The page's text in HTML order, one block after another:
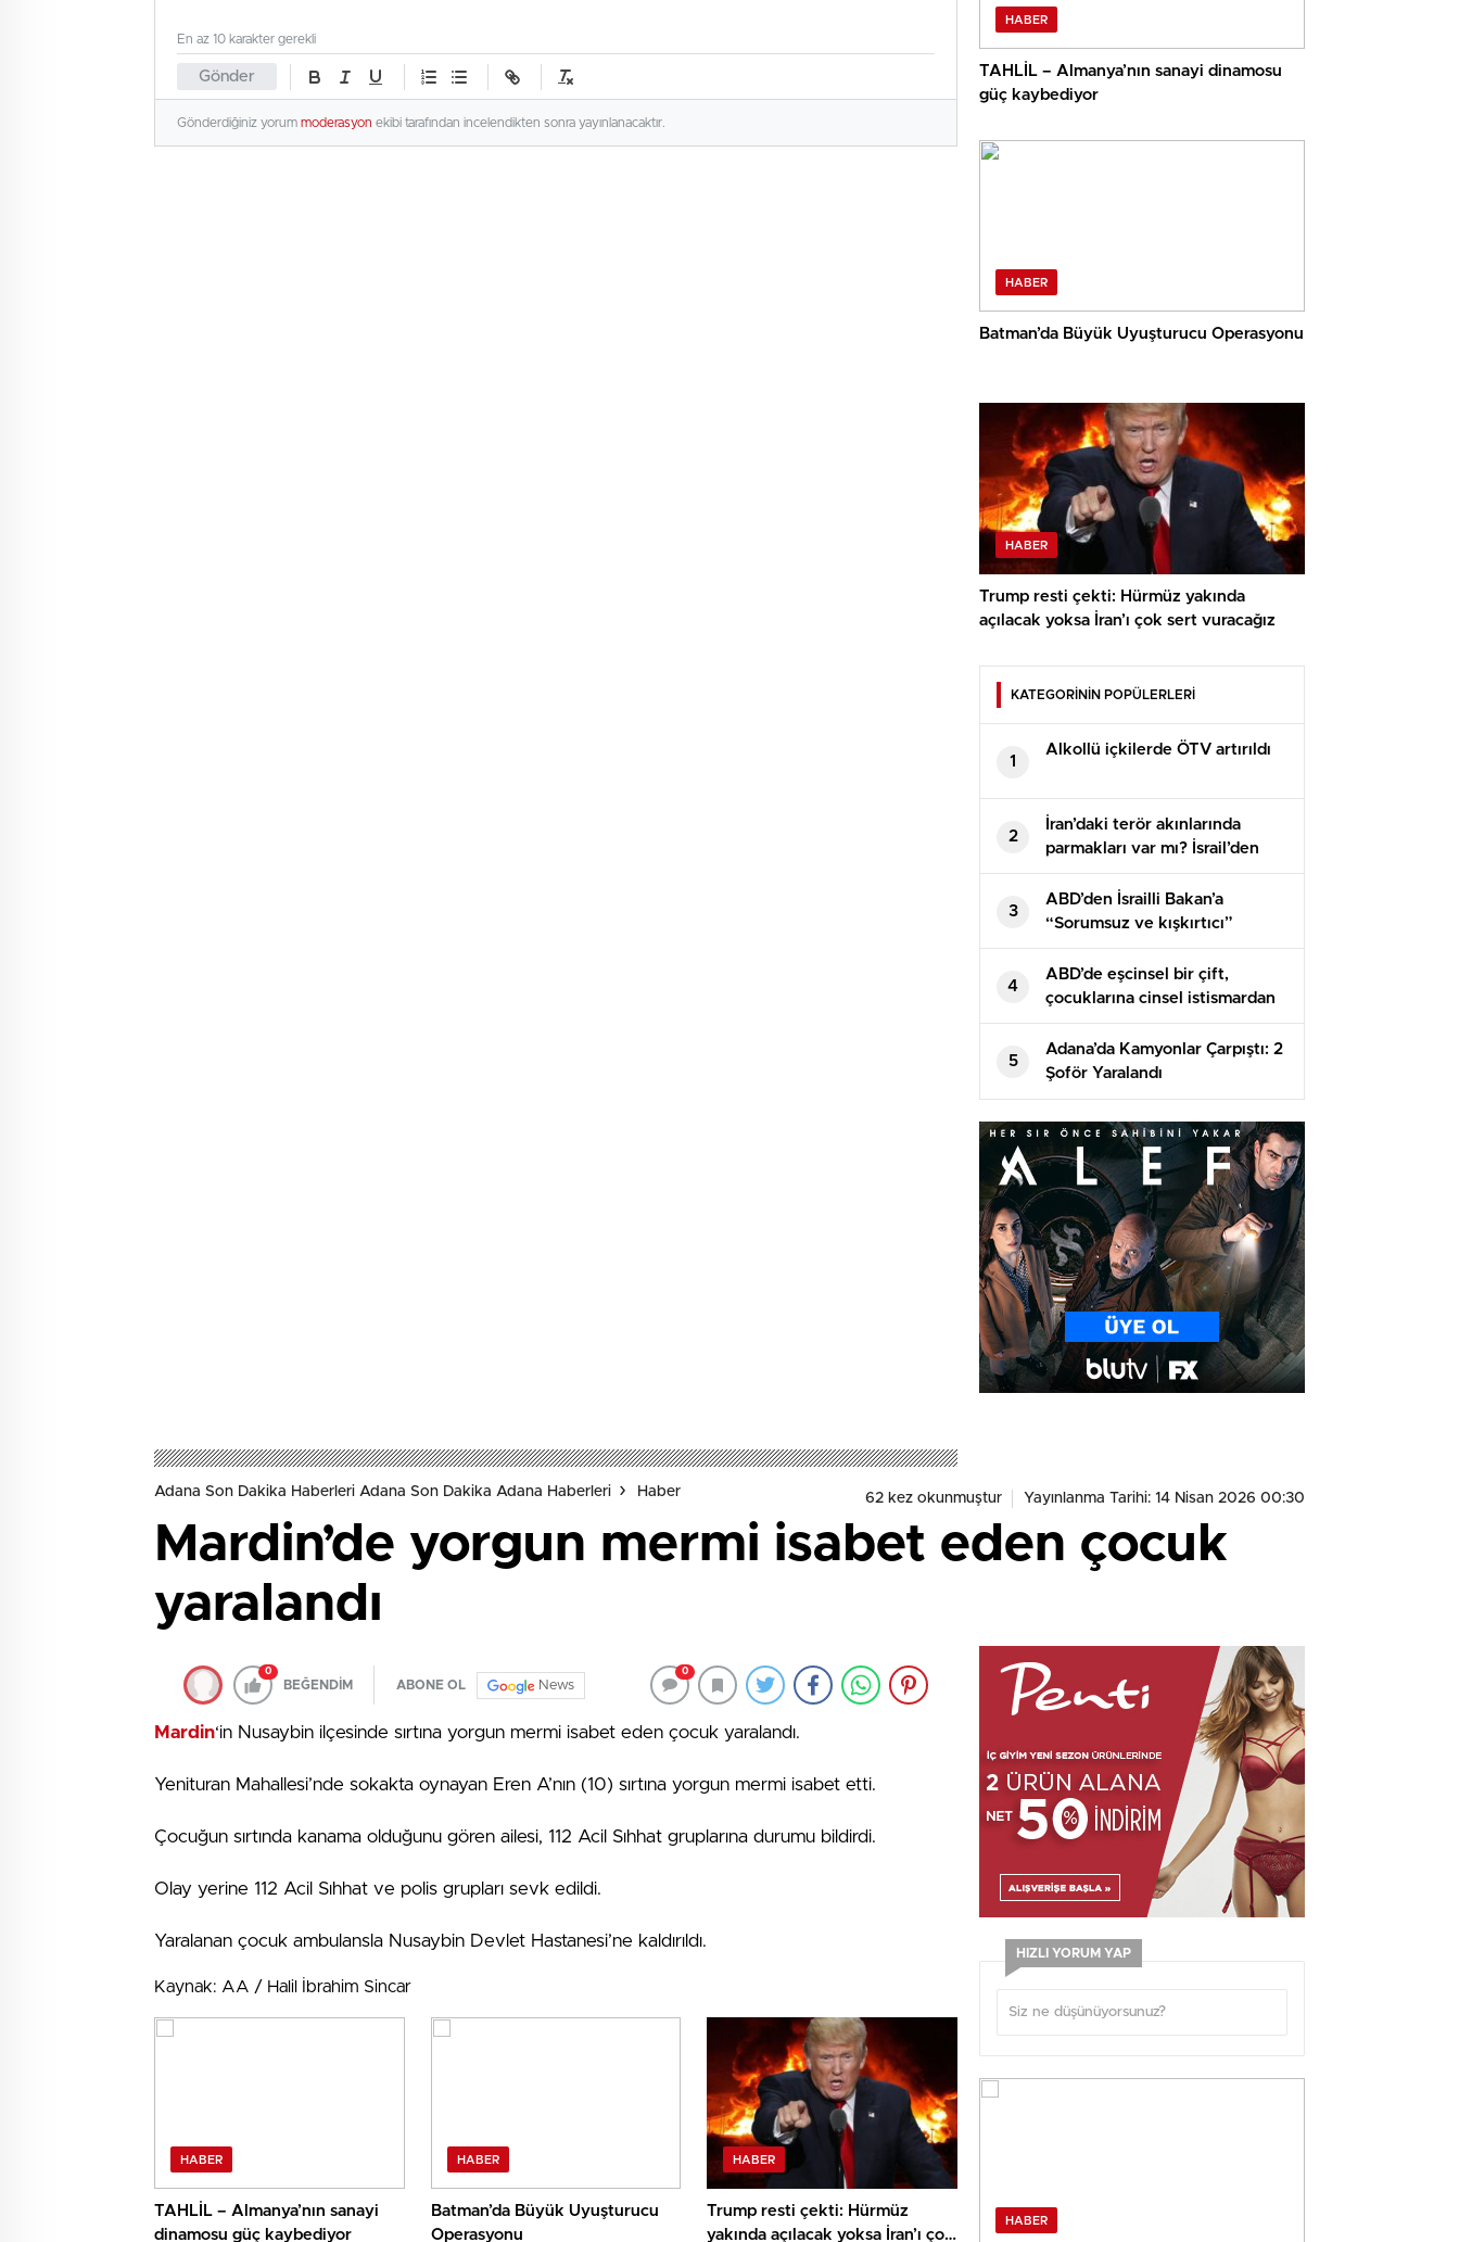
Gönder
En az 10 karakter gerekli
Gönderdiğiniz yorum moderasyon ekibi tarafından incelendikten sonra yayınlanacaktır.
HABER
TAHLİL – Almanya’nın sanayi dinamosu
güç kaybediyor
HABER
Batman’da Büyük Uyuşturucu Operasyonu
HABER
Trump resti çekti: Hürmüz yakında
açılacak yoksa İran’ı çok sert vuracağız
KATEGORİNİN POPÜLERLERİ
1
Alkollü içkilerde ÖTV artırıldı
2
İran’daki terör akınlarında
parmakları var mı? İsrail’den
birinci açıklama geldi
3
ABD’den İsrailli Bakan’a
“Sorumsuz ve kışkırtıcı”
suçlaması! Tıpkı sertlikte
karşılık geldi
4
ABD’de eşcinsel bir çift,
çocuklarına cinsel istismardan
100 yıl mahpus cezası aldı
5
Adana’da Kamyonlar Çarpıştı: 2
Şoför Yaralandı
Adana Son Dakika Haberleri Adana Son Dakika Adana Haberleri Haber 62 kez okunmuştur Yayınlanma Tarihi: 14 Nisan 2026 00:30
Mardin’de yorgun mermi isabet eden çocuk
yaralandı
0
BEĞENDİM ABONE OL News
0
Mardin‘in Nusaybin ilçesinde sırtına yorgun mermi isabet eden çocuk yaralandı.
Yenituran Mahallesi’nde sokakta oynayan Eren A’nın (10) sırtına yorgun mermi isabet etti.
Çocuğun sırtında kanama olduğunu gören ailesi, 112 Acil Sıhhat gruplarına durumu bildirdi.
Olay yerine 112 Acil Sıhhat ve polis grupları sevk edildi.
Yaralanan çocuk ambulansla Nusaybin Devlet Hastanesi’ne kaldırıldı.
Kaynak: AA / Halil İbrahim Sincar
HABER
TAHLİL – Almanya’nın sanayi
dinamosu güç kaybediyor
HABER
Batman’da Büyük Uyuşturucu
Operasyonu
HABER
Trump resti çekti: Hürmüz
yakında açılacak yoksa İran’ı çok
HIZLI YORUM YAP
HABER